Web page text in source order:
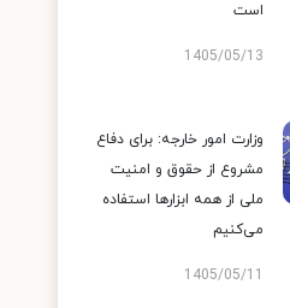
است
1405/05/13
وزارت امور خارجه: برای دفاع
مشروع از حقوق و امنیت
ملی از همه ابزارها استفاده
می‌کنیم
1405/05/11